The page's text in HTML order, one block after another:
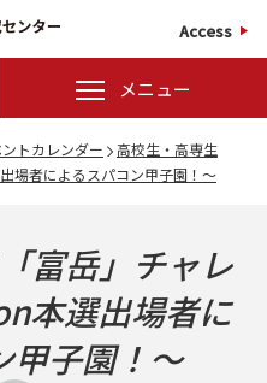
Access
メニュー
トカレンダー
高校生・高専生
場者によるスパコン甲子園！～
富岳」チャレ
本選出場者に
甲子園！～